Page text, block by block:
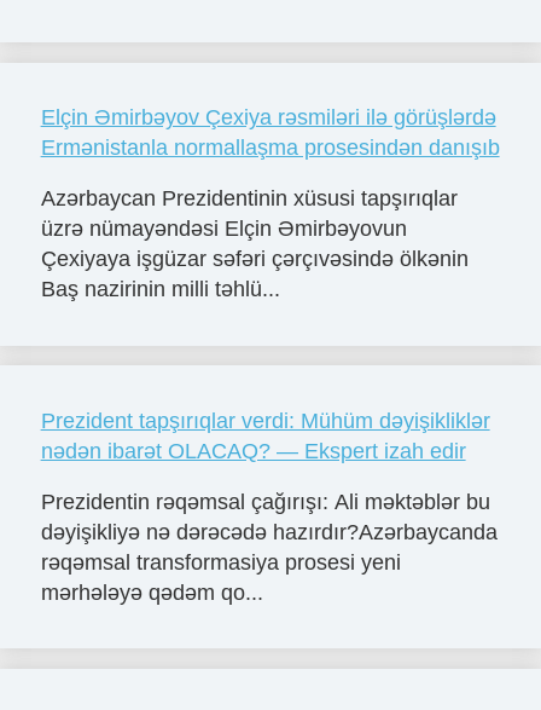
Elçin Əmirbəyov Çexiya rəsmiləri ilə görüşlərdə
Ermənistanla normallaşma prosesindən danışıb
Azərbaycan Prezidentinin xüsusi tapşırıqlar
üzrə nümayəndəsi Elçin Əmirbəyovun
Çexiyaya işgüzar səfəri çərçıvəsində ölkənin
Baş nazirinin milli təhlü...
Prezident tapşırıqlar verdi: Mühüm dəyişikliklər
nədən ibarət OLACAQ? — Ekspert izah edir
Prezidentin rəqəmsal çağırışı: Ali məktəblər bu
dəyişikliyə nə dərəcədə hazırdır?Azərbaycanda
rəqəmsal transformasiya prosesi yeni
mərhələyə qədəm qo...